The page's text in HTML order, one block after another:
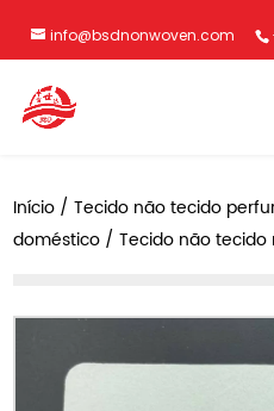
info@bsdnonwoven.com
Início /Tecido não tecido
doméstico / Tecido não tecido